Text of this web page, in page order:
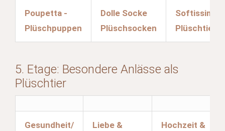
Poupetta -
Plüschpuppen
Dolle Socke
Plüschsocken
Softissimo
Plüschtiere
5. Etage: Besondere Anlässe als
Plüschtier
Gesundheit/
Liebe &
Hochzeit &